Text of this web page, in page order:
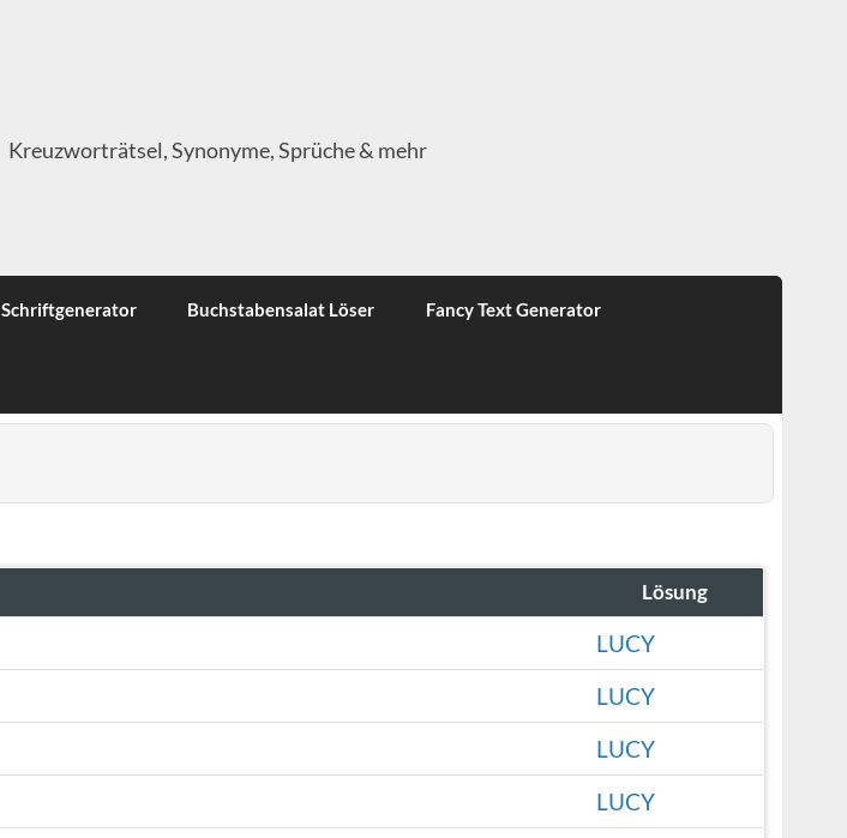
Kreuzworträtsel, Synonyme, Sprüche & mehr
Schriftgenerator Buchstabensalat Löser Fancy Text Generator
Lösung
LUCY
LUCY
LUCY
LUCY